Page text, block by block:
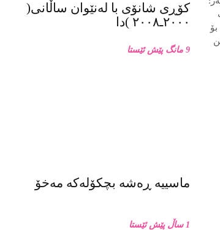
کۆڕی شانۆی با لەنێوان ساڵانی(
٢٠٠٠ـ٢٠٠٨ )دا
9 مانگ پێش ئێستا
ماسییه ڕەشە بچکۆلەکە مەخۆ
1 ساڵ پێش ئێستا